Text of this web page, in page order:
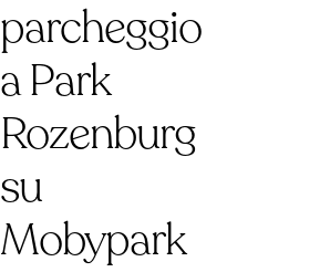
parcheggio
a Park
Rozenburg
su
Mobypark